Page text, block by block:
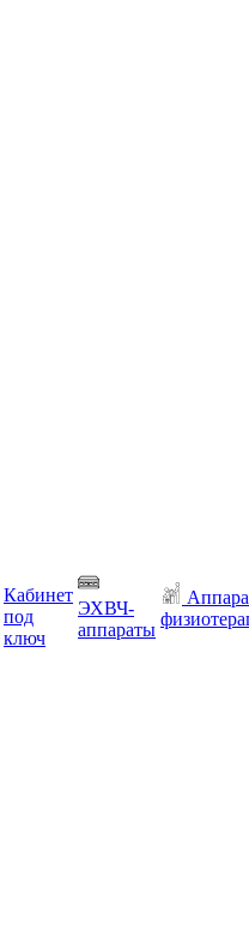
Кабинет
под
ключ
ЭХВЧ-
аппараты